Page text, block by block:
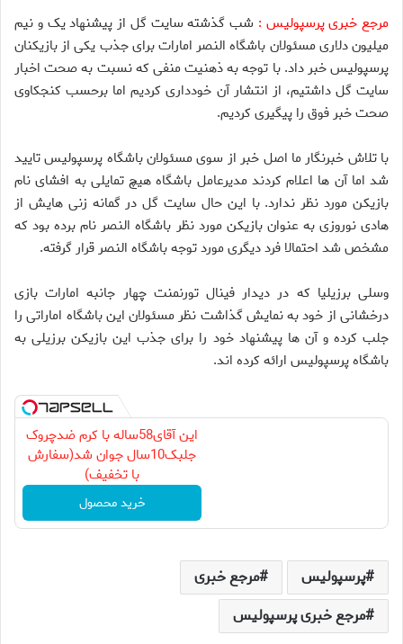
مرجع خبری پرسپولیس : شب گذشته سایت گل از پیشنهاد یک و نیم
میلیون دلاری مسئولان باشگاه النصر امارات برای جذب یکی از بازیکنان
پرسپولیس خبر داد. با توجه به ذهنیت منفی که نسبت به صحت اخبار
سایت گل داشتیم، از انتشار آن خودداری کردیم اما برحسب کنجکاوی
صحت خبر فوق را پیگیری کردیم.
با تلاش خبرنگار ما اصل خبر از سوی مسئولان باشگاه پرسپولیس تایید
شد اما آن ها اعلام کردند مدیرعامل باشگاه هیچ تمایلی به افشای نام
بازیکن مورد نظر ندارد. با این حال سایت گل در گمانه زنی هایش از
هادی نوروزی به عنوان بازیکن مورد نظر باشگاه النصر نام برده بود که
مشخص شد احتمالا فرد دیگری مورد توجه باشگاه النصر قرار گرفته.
وسلی برزیلیا که در دیدار فینال تورنمنت چهار جانبه امارات بازی
درخشانی از خود به نمایش گذاشت نظر مسئولان این باشگاه اماراتی را
جلب کرده و آن ها پیشنهاد خود را برای جذب این بازیکن برزیلی به
باشگاه پرسپولیس ارائه کرده اند.
این آقای58ساله با کرم ضدچروک
جلبک10سال جوان شد(سفارش
با تخفیف)
خرید محصول
پرسپولیس
مرجع خبری
مرجع خبری پرسپولیس